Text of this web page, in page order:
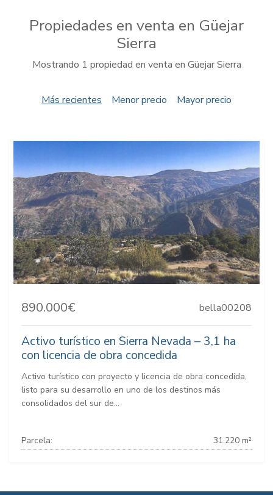
Propiedades en venta en Güejar
Sierra
Mostrando 1 propiedad en venta en Güejar Sierra
Más recientes Menor precio Mayor precio
890.000€ bella00208
Activo turístico en Sierra Nevada – 3,1 ha
con licencia de obra concedida
Activo turístico con proyecto y licencia de obra concedida,
listo para su desarrollo en uno de los destinos más
consolidados del sur de...
Parcela: 31.220 m²